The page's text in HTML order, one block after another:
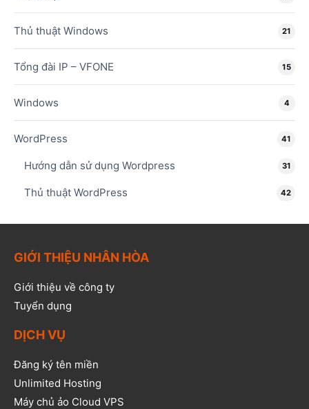
Thủ thuật Windows 21
Tổng đài IP – VFONE 15
Windows 4
WordPress 41
Hướng dẫn sử dụng Wordpress 31
Thủ thuật WordPress 42
GIỚI THIỆU NHÂN HÒA
Giới thiệu về công ty
Tuyển dụng
DỊCH VỤ
Đăng ký tên miền
Unlimited Hosting
Máy chủ ảo Cloud VPS